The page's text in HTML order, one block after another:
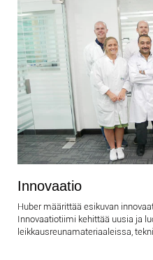
Innovaatio
Huber määrittää esikuvan
Innovaatiotiimi kehittää uusia ja
leikkausreunamateriaaleissa,